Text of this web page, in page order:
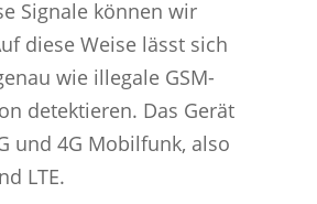
Signale können wir
diese Weise lässt sich
wie illegale GSM-
detektieren. Das Gerät
und 4G Mobilfunk, also
LTE.